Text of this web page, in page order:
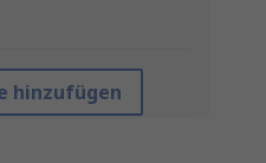
hinzufügen